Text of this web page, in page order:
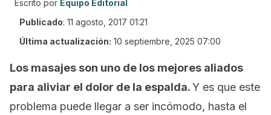
Escrito por Equipo Editorial
Publicado: 11 agosto, 2017 01:21
Última actualización: 10 septiembre, 2025 07:00
Los masajes son uno de los mejores aliados
para aliviar el dolor de la espalda.Y es que este
problema puede llegar a ser incómodo, hasta el